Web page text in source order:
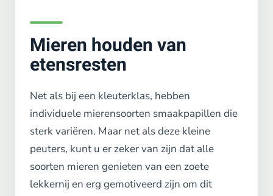
Mieren houden van
etensresten
Net als bij een kleuterklas, hebben
individuele mierensoorten smaakpapillen die
sterk variëren. Maar net als deze kleine
peuters, kunt u er zeker van zijn dat alle
soorten mieren genieten van een zoete
lekkernij en erg gemotiveerd zijn om dit